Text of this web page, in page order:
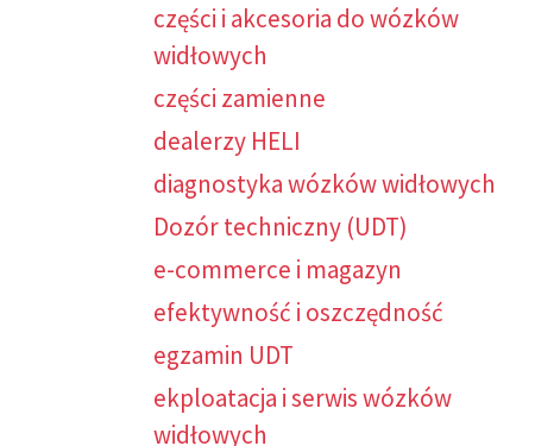
części i akcesoria do wózków
widłowych
części zamienne
dealerzy HELI
diagnostyka wózków widłowych
Dozór techniczny (UDT)
e-commerce i magazyn
efektywność i oszczędność
egzamin UDT
ekploatacja i serwis wózków
widłowych